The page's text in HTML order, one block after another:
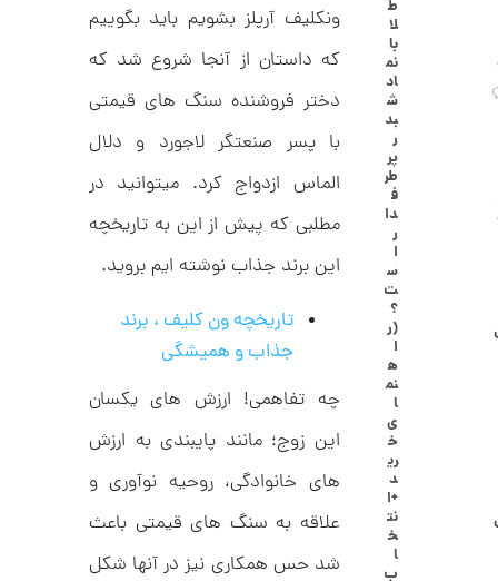
ونکلیف آرپلز بشویم باید بگوییم
که داستان از آنجا شروع شد که
دختر فروشنده سنگ های قیمتی
با پسر صنعتگر لاجورد و دلال
الماس ازدواج کرد. میتوانید در
مطلبی که پیش از این به تاریخچه
این برند جذاب نوشته ایم بروید.
تاریخچه ون کلیف ، برند
جذاب و همیشگی
چه تفاهمی! ارزش های یکسان
این زوج؛ مانند پایبندی به ارزش
های خانوادگی، روحیه نوآوری و
علاقه به سنگ های قیمتی باعث
شد حس همکاری نیز در آنها شکل
ط
لا
با
نم
اد
ش
بد
ر
پر
طر
ف
دا
ر
ا
س
ت
؟
(ر
ا
ه
نم
ا
ی
خ
ری
د
+ا
نت
خ
ا
ب
8
9
0
ا
ن
ش
ت
ر
ط
ز
ک
ا
ل
ک
ش
ی
ن
ی
م
ا
ل
ر
2
6
0
9
3
,
0
0
0
ت
و
م